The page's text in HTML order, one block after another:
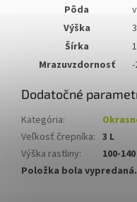
Pôda
Výška
Šírka
Mrazuvzdornosť
-
Dodatočné
Kategória:
Veľkosť črepníka: 3 L
Výška rastliny:
100-
Položka bola